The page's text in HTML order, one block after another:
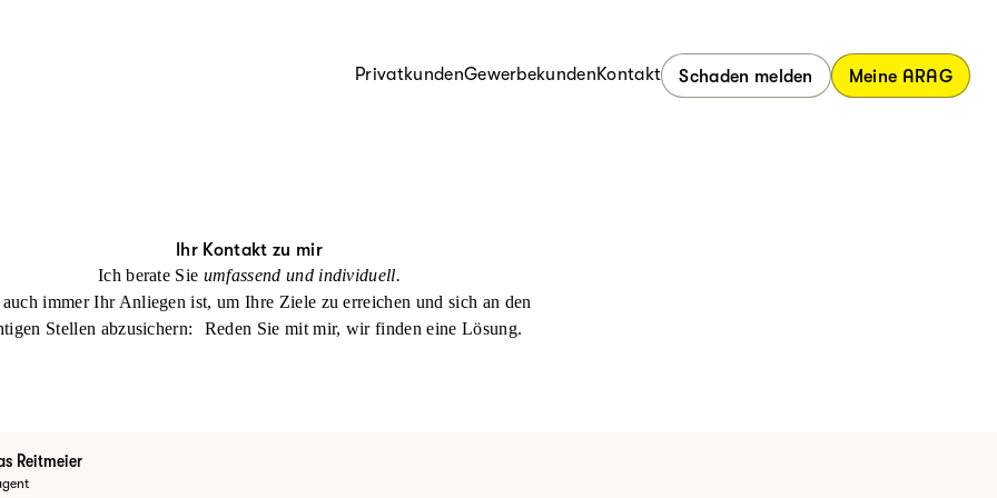
PrivatkundenGewerbekundenKontakt Schaden melden Meine ARAG
Ihr Kontakt zu mir
Ich berate Sie umfassend und individuell.
auch immer Ihr Anliegen ist, um Ihre Ziele zu erreichen und sich an den
Stellen abzusichern: Reden Sie mit mir, wir finden eine Lösung.
Reitmeier